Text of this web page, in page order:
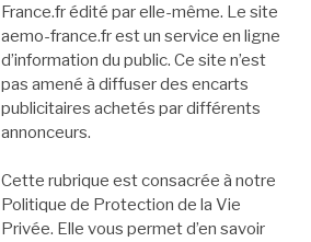
France.fr édité par elle-même. Le site
aemo-france.fr est un service en ligne
d’information du public. Ce site n’est
pas amené à diffuser des encarts
publicitaires achetés par différents
annonceurs.
Cette rubrique est consacrée à notre
Politique de Protection de la Vie
Privée. Elle vous permet d’en savoir